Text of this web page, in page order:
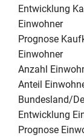
Entwicklung
Einwohner
Prognose
Einwohner
Anzahl
Anteil
Bundesland/
Entwicklung
Prognose